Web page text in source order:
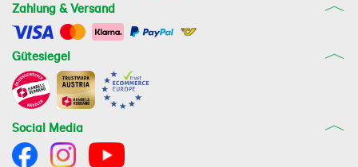
Zahlung & Versand
Gütesiegel
Social Media